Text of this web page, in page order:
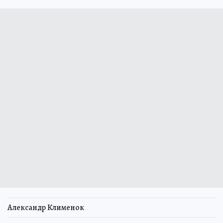
Александр Клименок